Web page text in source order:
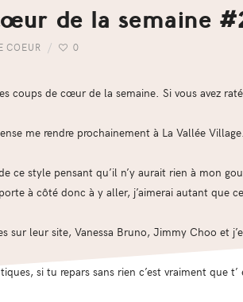
de la semaine
COEUR 0
coups de cœur de la semaine. Si vous avez
me rendre prochainement à La Vallée Village.
ce style pensant qu’il n’y aurait rien à mon
à côté donc à y aller, j’aimerai autant que
sur leur site, Vanessa Bruno, Jimmy Choo et
si tu repars sans rien c’est vraiment que